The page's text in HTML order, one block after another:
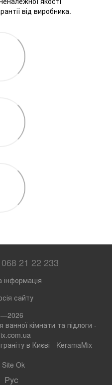
від виробника.
068 21 22 233
інформація
сайту
кімнати та підлоги -
в Києві - KeramaMix
Site Ok
Рус